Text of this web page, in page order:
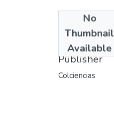
No
Thumbnail
Available
1992
Publisher
Colciencias